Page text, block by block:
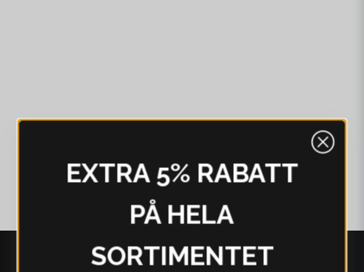
EXTRA 5% RABATT
PÅ HELA
SORTIMENTET